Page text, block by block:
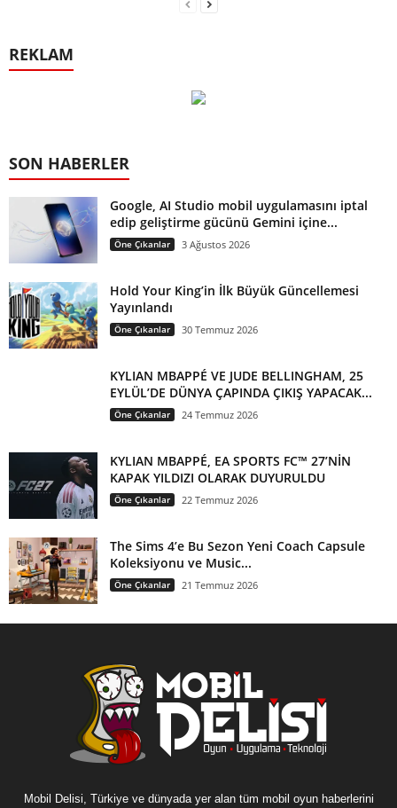
REKLAM
SON HABERLER
Google, AI Studio mobil uygulamasını iptal
edip geliştirme gücünü Gemini içine...
Öne Çıkanlar 3 Ağustos 2026
Hold Your King’in İlk Büyük Güncellemesi
Yayınlandı
Öne Çıkanlar 30 Temmuz 2026
KYLIAN MBAPPÉ VE JUDE BELLINGHAM, 25
EYLÜL’DE DÜNYA ÇAPINDA ÇIKIŞ YAPACAK...
Öne Çıkanlar 24 Temmuz 2026
KYLIAN MBAPPÉ, EA SPORTS FC™ 27’NİN
KAPAK YILDIZI OLARAK DUYURULDU
Öne Çıkanlar 22 Temmuz 2026
The Sims 4’e Bu Sezon Yeni Coach Capsule
Koleksiyonu ve Music...
Öne Çıkanlar 21 Temmuz 2026
Mobil Delisi, Türkiye ve dünyada yer alan tüm mobil oyun haberlerini